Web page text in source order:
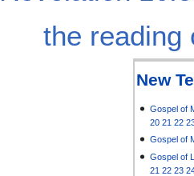
the reading
New
Gospel of
20 21 22
Gospel of
Gospel of
21 22 23